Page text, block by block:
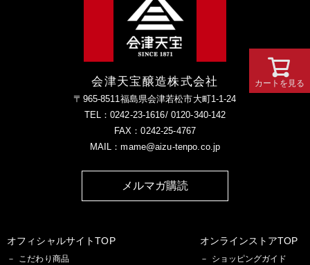
会津天宝醸造株式会社
〒965-8511福島県会津若松市大町1-1-24
TEL：0242-23-1616/ 0120-340-142
FAX：0242-25-4767
MAIL：mame@aizu-tenpo.co.jp
メルマガ購読
オフィシャルサイトTOP
こだわり商品
オンラインストアTOP
ショッピングガイド
カートを見る